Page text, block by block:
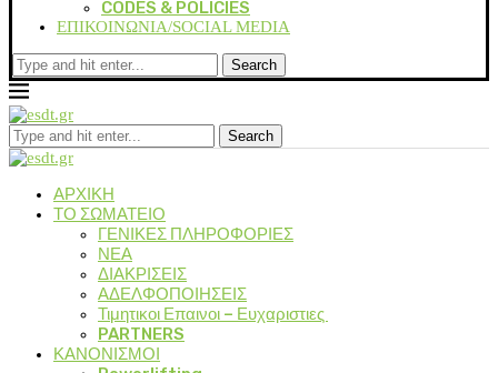
CODES & POLICIES
ΕΠΙΚΟΙΝΩΝΙΑ/SOCIAL MEDIA
Search
Search
ΑΡΧΙΚΗ
ΤΟ ΣΩΜΑΤΕΙΟ
ΓΕΝΙΚΕΣ ΠΛΗΡΟΦΟΡΙΕΣ
ΝΕΑ
ΔΙΑΚΡΙΣΕΙΣ
ΑΔΕΛΦΟΠΟΙΗΣΕΙΣ
Τιμητικοι Επαινοι – Ευχαριστιες
PARTNERS
ΚΑΝΟΝΙΣΜΟΙ